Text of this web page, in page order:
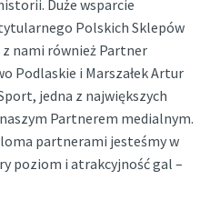
Duże wsparcie
Polskich Sklepów
nami również Partner
Podlaskie i Marszałek Artur
jedna z największych
Partnerem medialnym.
partnerami jesteśmy w
poziom i atrakcyjność gal –